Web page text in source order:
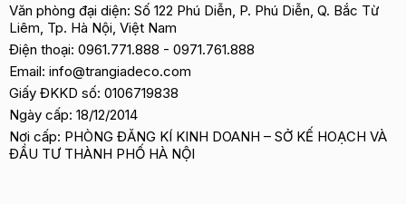
Văn phòng đại diện: Số 122 Phú Diễn, P. Phú Diễn, Q. Bắc Từ
Liêm, Tp. Hà Nội, Việt Nam
Điện thoại: 0961.771.888 - 0971.761.888
Email: info@trangiadeco.com
Giấy ĐKKD số: 0106719838
Ngày cấp: 18/12/2014
Nơi cấp: PHÒNG ĐĂNG KÍ KINH DOANH – SỞ KẾ HOẠCH VÀ
ĐẦU TƯ THÀNH PHỐ HÀ NỘI